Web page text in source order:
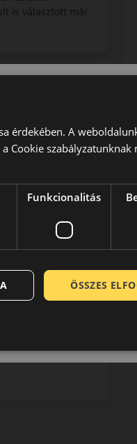
is választott már
2020-07-27.
érdekében. A
Cookie szabályzatunknak
Funkcionalitás
ÖSSZES